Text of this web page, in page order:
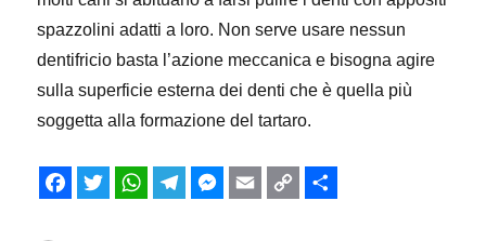
spazzolini adatti a loro. Non serve usare nessun
dentifricio basta l’azione meccanica e bisogna agire
sulla superficie esterna dei denti che è quella più
soggetta alla formazione del tartaro.